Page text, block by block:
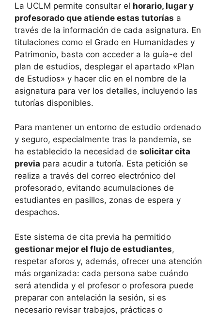
La UCLM permite consultar el horario, lugar y
profesorado que atiende estas tutorías a
través de la información de cada asignatura. En
titulaciones como el Grado en Humanidades y
Patrimonio, basta con acceder a la guía-e del
plan de estudios, desplegar el apartado «Plan
de Estudios» y hacer clic en el nombre de la
asignatura para ver los detalles, incluyendo las
tutorías disponibles.
Para mantener un entorno de estudio ordenado
y seguro, especialmente tras la pandemia, se
ha establecido la necesidad de solicitar cita
previa para acudir a tutoría. Esta petición se
realiza a través del correo electrónico del
profesorado, evitando acumulaciones de
estudiantes en pasillos, zonas de espera y
despachos.
Este sistema de cita previa ha permitido
gestionar mejor el flujo de estudiantes,
respetar aforos y, además, ofrecer una atención
más organizada: cada persona sabe cuándo
será atendida y el profesor o profesora puede
preparar con antelación la sesión, si es
necesario revisar trabajos, prácticas o